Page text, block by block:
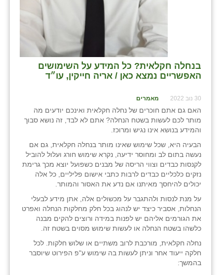
בנחלה חקלאית? כל המידע על השימושים
האפשריים נמצא כאן / אריה חייקין, עו״ד
30 נוב 2022 מאמרים
האם גם אתם חוכרים של נחלה חקלאית ואינכם יודעים מה
מותר לכם לעשות בשטח הנחלה? אתם לא לבד, זה נושא סבוך
והמידע בנושא אינו נגיש ומרוכז.
הבעיה היא, שכל שימוש שאינו מותר בנחלה חקלאית, גם אם
נעשה בתום לב ומחוסר ידיעה, נקרא שימוש חורג ועלול להוביל
לקנסות כבדים וצווי הריסה של מבנים כשפועל יוצא מכך גרימת
נזקים כלכליים כבדים לרבות כתבי אישום פליליים, כל אלה
יכולים להיחסך מאיתנו אם נדע את האסור והמותר.
על מנת לנסות ולהתגבר על מכשולים אלה, אתן מידע לבעלי
הנחלות, אסביר כיצד יש לנהוג בכל חלק מחלקות הנחלה ואפרט
את הגורמים אליהם יש לפנות במידה ורוצים להקים מבנה
כלשהו בשטח הנחלה או לעשות שימוש מסוים בשטח זה.
נחלה חקלאית, מורכבת לרוב משתיים או שלוש חלקות. לכל
חלקה ייעוד אחר וניתן לעשות בה שימוש ע"פ הפירוט שיוסבר
בהמשך: